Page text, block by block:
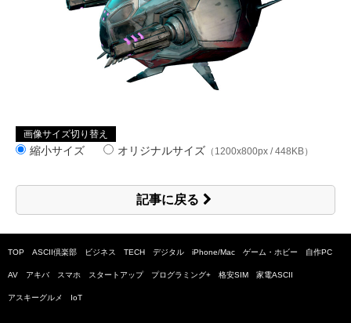
画像サイズ切り替え
縮小サイズ オリジナルサイズ （1200x800px / 448KB）
記事に戻る
TOP ASCII倶楽部 ビジネス TECH デジタル iPhone/Mac ゲーム・ホビー 自作PC
AV アキバ スマホ スタートアップ プログラミング+ 格安SIM 家電ASCII
アスキーグルメ IoT